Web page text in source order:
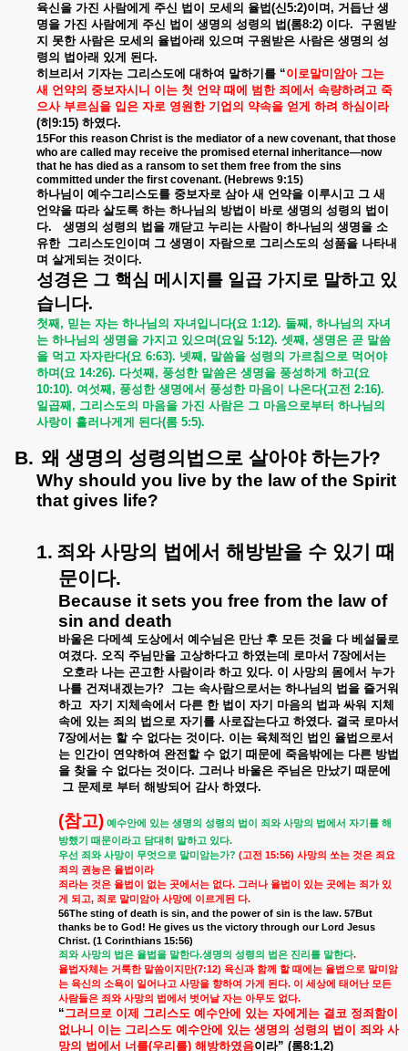
육신을 가진 사람에게 주신 법이 모세의 율법 (신5:2)이며 , 거듭난 생
명을 가진 사람에게 주신 법이 생명의 성령의 법 (롬8:2) 이다.
구원받
지 못한 사람은 모세의 율법아래 있으며 구원받은 사람은 생명의 성
령의 법아래 있게 된다.
히브리서 기자는 그리스도에 대하여 말하기를 “이로말미암아 그는
새 언약의 중보자시니 이는 첫 언약 때에 범한 죄에서 속량하려고 죽
으사 부르심을 입은 자로 영원한 기업의 약속을 얻게 하려 하심이라
(히 9:15) 하였다.
15For this reason Christ is the mediator of a new covenant, that those
who are called may receive the promised eternal inheritance—now
that he has died as a ransom to set them free from the sins
committed under the first covenant. (Hebrews 9:15)
하나님이 예수그리스도를 중보자로 삼아 새 언약을 이루시고 그 새
언약을 따라 살도록 하는 하나님의 방법이 바로 생명의 성령의 법이
다. 생명의 성령의 법을 깨닫고 누리는 사람이 하나님의 생명을 소
유한 그리스도인이며 그 생명이 자람으로 그리스도의 성품을 나타내
며 살게되는 것이다.
성경은 그 핵심 메시지를 일곱 가지로 말하고 있
습니다.
첫째, 믿는 자는 하나님의 자녀입니다(요 1:12). 둘째, 하나님의 자녀
는 하나님의 생명을 가지고 있으며 (요일 5:12). 셋째, 생명은 곧 말씀
을 먹고 자자란다(요 6:63). 넷째, 말씀을 성령의 가르침으로 먹어야
하며 (요 14:26). 다섯째, 풍성한 말씀은 생명을 풍성하게 하고(요
10:10). 여섯째, 풍성한 생명에서 풍성한 마음이 나온다(고전 2:16).
일곱째, 그리스도의 마음을 가진 사람은 그 마음으로부터 하나님의
사랑이
흘러나게게 된다(롬 5:5).
B. 왜 생명의 성령의법으로 살아야 하는가?
Why should you live by the law of the Spirit
that gives life?
1. 죄와 사망의 법에서 해방받을 수 있기
때
문이다.
Because it sets you free from the law of
sin and death
바울은 다메섹 도상에서 예수님은 만난 후 모든 것을 다 베설물로
여겼다. 오직 주님만을 고상하다고 하였는데 로마서 7장에서는
오호라 나는 곤고한 사람이라 하고 있다. 이 사망의 몸에서 누가
나를 건져내겠는가? 그는 속사람으로서는 하나님의 법을 즐거워
하고 자기 지체속에서 다른 한 법이 자기 마음의 법과 싸워 지체
속에 있는 죄의 법으로 자기를 사로잡는다고 하였다. 결국 로마서
7장에서는 할 수 없다는 것이다. 이는 육체적인 법인 율법으로서
는 인간이 연약하여 완전할 수 없기 때문에 죽음밖에는 다른 방법
을 찾을 수 없다는 것이다. 그러나 바울은 주님은 만났기 때문에
그 문제로 부터 해방되어 감사 하였다.
(참고) 예수안에 있는 생명의 성령의 법이 죄와 사망의 법에서 자기를 해
방했기
때문이라고 담대히 말하고 있다.
우선 죄와 사망이 무엇으로 말미암는가? (고전 15:56) 사망의 쏘는 것은 죄요
죄의 권능은 율법이라
죄라는 것은 율법이 없는 곳에서는 없다. 그러나 율법이 있는 곳에는 죄가 있
게
되고, 죄로 말미암아 사망에 이르게된 다.
56The sting of death is sin, and the power of sin is the law. 57But
thanks be to God! He gives us the victory through our Lord Jesus
Christ. (1 Corinthians 15:56)
죄와 사망의 법은 율법을 말한다.생명의 성령의 법은 진리를 말한다.
율법자체는 거룩한 말씀이지만(7:12) 육신과 함께 할 때에는 율법으로 말미암
는 육신의 소욕이 일어나고 사망을 향하여 가게 된다. 이 세상에 태어난 모든
사람들은 죄와 사망의 법에서 벗어날 자는 아무도 없다.
“그러므로 이제 그리스도 예수안에 있는 자에게는 결코 정죄함이
없나니 이는 그리스도 예수안에 있는 생명의 성령의 법이 죄와 사
망의 법에서 너를(우리를) 해방하였음이라” (롬8:1,2)